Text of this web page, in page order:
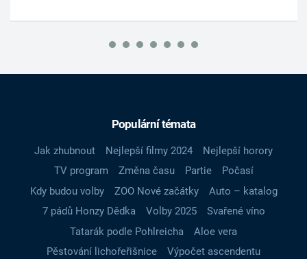
Populární témata
Jak zhubnout Nejlepší filmy 2024
Nejlepší horory
TV program
Změna času Partie
Počasí
Kdy budou volby
ZOO Nové začátky
Auto – katalog
7 pádů Honzy Dědka
Volby 2025
Svařené víno
Tatarák podle Pohlreicha
Aloe vera
Pěstování lichořeřišnice
Výpočet ascendentu